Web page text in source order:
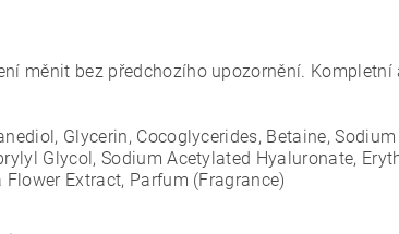
měnit bez předchozího upozornění.
Glycerin, Cocoglycerides, Betaine,
Glycol, Sodium Acetylated Hyaluronate,
Extract, Parfum (Fragrance)